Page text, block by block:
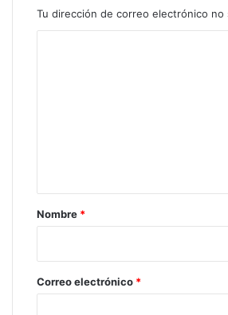
Tu dirección de correo electrónico no
r
*
Nombre *
Correo electrónico *